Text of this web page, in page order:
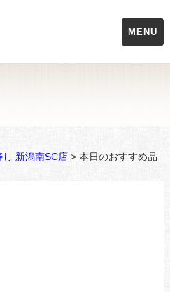
新潟南SC店> 本日のおすすめ品
MENU